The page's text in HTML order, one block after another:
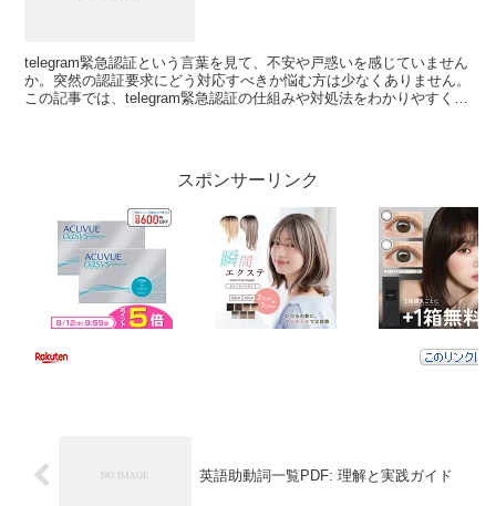
telegram緊急認証という言葉を見て、不安や戸惑いを感じていません
か。突然の認証要求にどう対応すべきか悩む方は少なくありません。
この記事では、telegram緊急認証の仕組みや対処法をわかりやすく解
スポンサーリンク
英語助動詞一覧PDF: 理解と実践ガイド